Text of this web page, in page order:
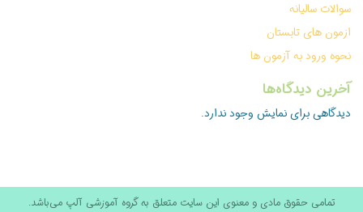
سوالات سالیانه
ازمون های تابستان
نحوه ورود به آزمون ها
آخرین دیدگاه‌ها
دیدگاهی برای نمایش وجود ندارد.
تمامی حقوق مادی و معنوی این سایت متعلق به گروه آموزشی آلپ می‌باشد.